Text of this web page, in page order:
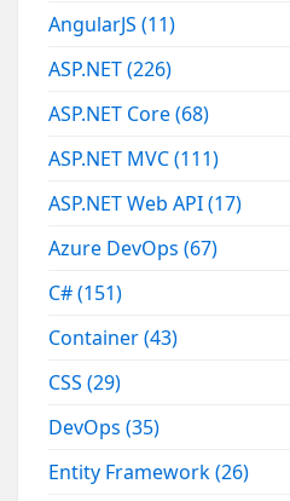
AngularJS(11)
ASP.NET(226)
ASP.NET Core(68)
ASP.NET MVC(111)
ASP.NET Web API(17)
Azure DevOps(67)
C#(151)
Container(43)
CSS(29)
DevOps(35)
Entity Framework(26)